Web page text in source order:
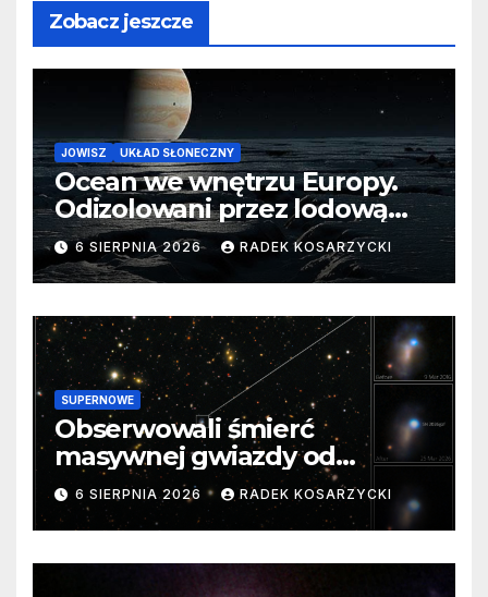
Zobacz jeszcze
JOWISZ UKŁAD SŁONECZNY
Ocean we wnętrzu Europy.
Odizolowani przez lodową
barierę
6 SIERPNIA 2026 RADEK KOSARZYCKI
SUPERNOWE
Obserwowali śmierć
masywnej gwiazdy od
samego początku. Niezwykle
cenne dane
6 SIERPNIA 2026 RADEK KOSARZYCKI